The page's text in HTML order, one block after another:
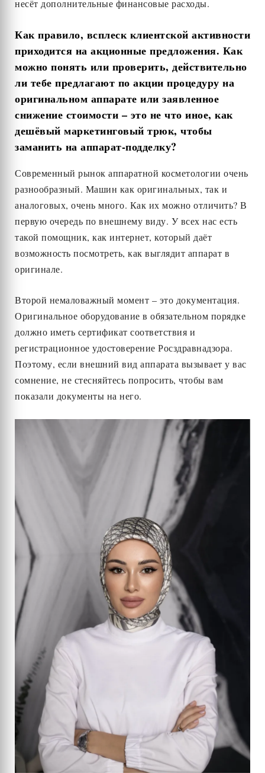
несёт дополнительные финансовые расходы.
Как правило, всплеск клиентской активности
приходится на акционные предложения. Как
можно понять или проверить, действительно
ли тебе предлагают по акции процедуру на
оригинальном аппарате или заявленное
снижение стоимости – это не что иное, как
дешёвый маркетинговый трюк, чтобы
заманить на аппарат-подделку?
Современный рынок аппаратной косметологии очень
разнообразный. Машин как оригинальных, так и
аналоговых, очень много. Как их можно отличить? В
первую очередь по внешнему виду. У всех нас есть
такой помощник, как интернет, который даёт
возможность посмотреть, как выглядит аппарат в
оригинале.
Второй немаловажный момент – это документация.
Оригинальное оборудование в обязательном порядке
должно иметь сертификат соответствия и
регистрационное удостоверение Росздравнадзора.
Поэтому, если внешний вид аппарата вызывает у вас
сомнение, не стесняйтесь попросить, чтобы вам
показали документы на него.